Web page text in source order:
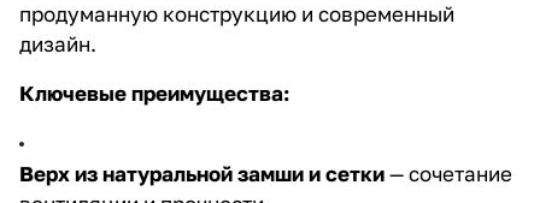
продуманную конструкцию и современный
дизайн.
Ключевые преимущества:
Верх из натуральной замши и сетки— сочетание